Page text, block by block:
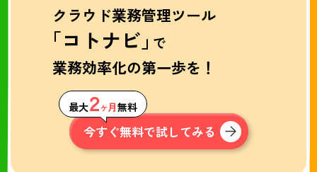
クラウド業務管理ツール
「コトナビ」で
業務効率化の第一歩を！
最大２ヶ月無料
今すぐ無料で試してみる